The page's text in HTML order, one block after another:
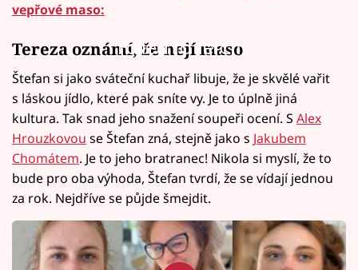
vepřové maso:
Failed to fetch
Tereza oznámí, že nejí maso
Štefan si jako sváteční kuchař libuje, že je skvělé vařit
s láskou jídlo, které pak sníte vy. Je to úplně jiná
kultura. Tak snad jeho snažení soupeři ocení. S Alex
Hrouzkovou se Štefan zná, stejně jako s Jakubem
Chomátem. Je to jeho bratranec! Nikola si myslí, že to
bude pro oba výhoda, Štefan tvrdí, že se vídají jednou
za rok. Nejdříve se půjde šmejdit.